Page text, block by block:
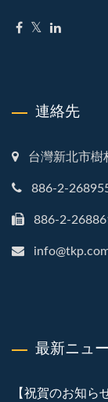
連絡先
台灣新北市樹
886-2-
886-2-
最新ニュ
【祝賀のお知